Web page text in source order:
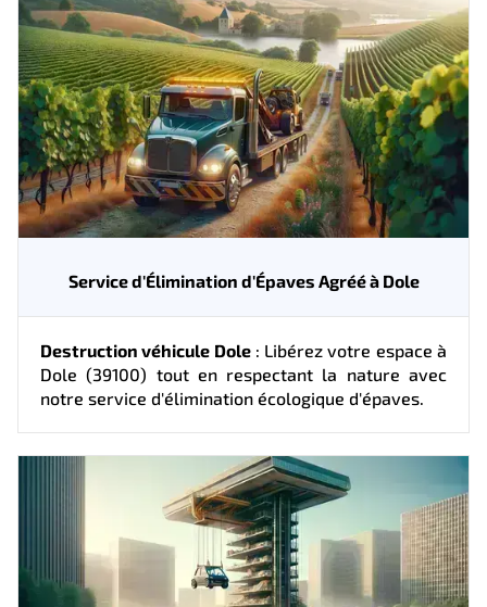
Service d'Élimination d'Épaves Agréé à Dole
Destruction véhicule Dole: Libérez votre espace à
Dole (39100) tout en respectant la nature avec
notre service d'élimination écologique d'épaves.